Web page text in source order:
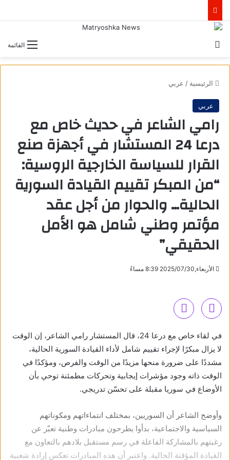
القائمة
الرئيسية / عربي
عربي
رامي الشاعر في حديث خاص مع
درعا 24 المستشار في أجهزة صنع
القرار للسياسة الخارجية الروسية:
“من المبكر تقييم القيادة السورية
الحالية… والحوار من أجل عقد
مؤتمر وطني شامل هو الأمل
الحقيقي”
الأربعاء,2025/07/30 8:39 مساءً
في لقاء خاص مع درعا 24، قال المستشار رامي الشاعر، إن الوقت
لا يزال مبكرًا لإجراء تقييم شامل لأداء القيادة السورية الحالية،
مشددًا على ضرورة منحها مزيدًا من الوقت والفرص، ومؤكدًا في
الوقت ذاته وجود مؤشرات إيجابية وتحركات مطمئنة توحي بأن
الأوضاع في سوريا مقبلة على تحسّن تدريجي.
وأوضح الشاعر أن السوريين، بمختلف انتماءاتهم ومكوناتهم
السياسية والاجتماعية، بدأوا يطرحون مبادرات وطنية تعبّر عن
رغبتهم بالمشاركة الفاعلة في رسم مستقبل بلادهم بالتعاون مع
القيادة المؤقتة الحالية. واعتبر أن هذه المبادرات تعكس إرادة شعبية